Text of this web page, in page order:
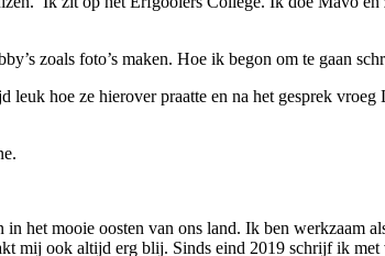
zoals foto’s maken. Hoe ik begon om te gaan
hoe ze hierover praatte en na het gesprek
het mooie oosten van ons land. Ik ben werkzaam
mij ook altijd erg blij. Sinds eind 2019 schrijf ik